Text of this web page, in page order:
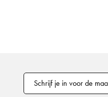
Schrijf je in voor de